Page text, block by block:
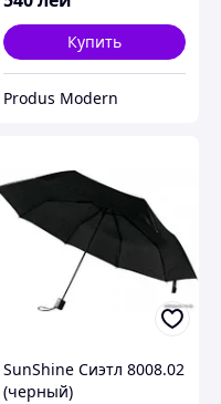
Купить
Produs Modern
SunShine Сиэтл 8008.02
(черный)